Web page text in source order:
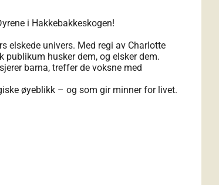
i Hakkebakkeskogen!
elskede univers. Med regi av Charlotte
husker dem, og elsker dem.
barna, treffer de voksne med
øyeblikk – og som gir minner for livet.